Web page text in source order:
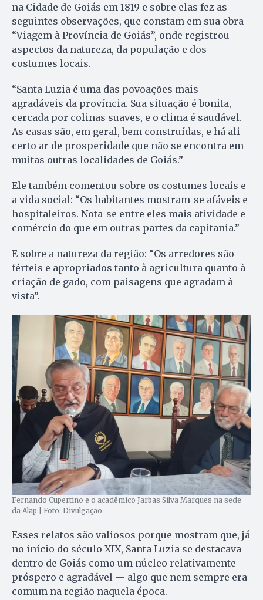
na Cidade de Goiás em 1819 e sobre elas fez as
seguintes observações, que constam em sua obra
“Viagem à Província de Goiás”, onde registrou
aspectos da natureza, da população e dos
costumes locais.
“Santa Luzia é uma das povoações mais
agradáveis da província. Sua situação é bonita,
cercada por colinas suaves, e o clima é saudável.
As casas são, em geral, bem construídas, e há ali
certo ar de prosperidade que não se encontra em
muitas outras localidades de Goiás.”
Ele também comentou sobre os costumes locais e
a vida social: “Os habitantes mostram-se afáveis e
hospitaleiros. Nota-se entre eles mais atividade e
comércio do que em outras partes da capitania.”
E sobre a natureza da região: “Os arredores são
férteis e apropriados tanto à agricultura quanto à
criação de gado, com paisagens que agradam à
vista”.
Fernando Cupertino e o acadêmico Jarbas Silva Marques na sede
da Alap | Foto: Divulgação
Esses relatos são valiosos porque mostram que, já
no início do século XIX, Santa Luzia se destacava
dentro de Goiás como um núcleo relativamente
próspero e agradável — algo que nem sempre era
comum na região naquela época.